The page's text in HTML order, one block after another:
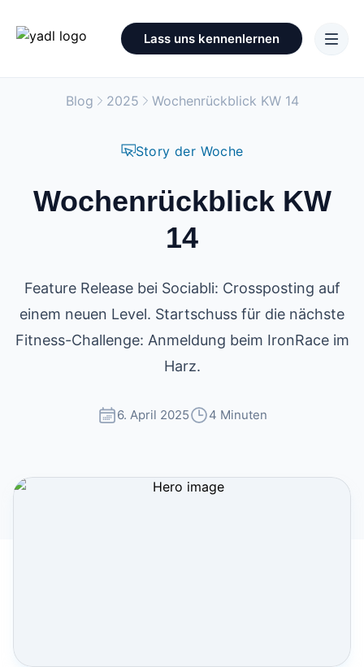
Lass uns kennenlernen
Blog 2025 Wochenrückblick KW 14
Story der Woche
Wochenrückblick KW
14
Feature Release bei Sociabli: Crossposting auf
einem neuen Level. Startschuss für die nächste
Fitness-Challenge: Anmeldung beim IronRace im
Harz.
6. April 2025 4 Minuten